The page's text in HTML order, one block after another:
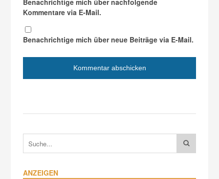
Benachrichtige mich über nachfolgende
Kommentare via E-Mail.
Benachrichtige mich über neue Beiträge via E-Mail.
ANZEIGEN